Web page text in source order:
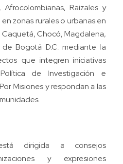
Afrocolombianas, Raizales y
zonas rurales o urbanas en
Chocó, Magdalena,
Bogotá D.C. mediante la
que integren iniciativas
de Investigación e
Misiones y respondan a las
dirigida a consejos
y expresiones